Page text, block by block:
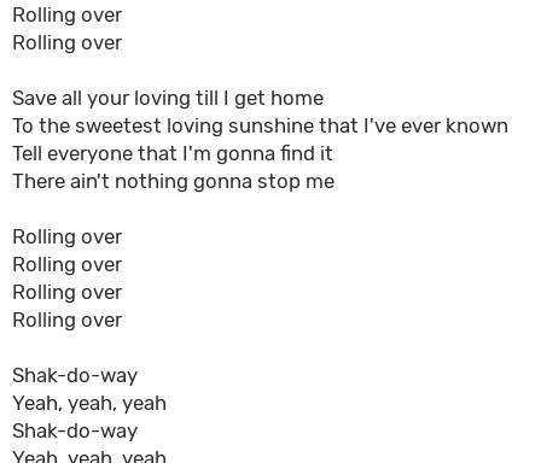
Rolling over
Rolling over
Save all your loving till I get home
To the sweetest loving sunshine that I've ever known
Tell everyone that I'm gonna find it
There ain't nothing gonna stop me
Rolling over
Rolling over
Rolling over
Rolling over
Shak-do-way
Yeah, yeah, yeah
Shak-do-way
Yeah, yeah, yeah